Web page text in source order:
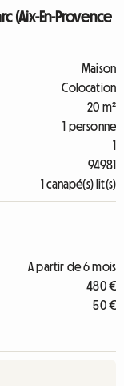
(Aix-En-Provence
Maison
Colocation
20 m²
1 personne
1
94981
1 canapé(s) lit(s)
A partir de 6 mois
480 €
50 €